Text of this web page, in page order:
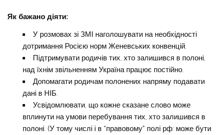
Як бажано діяти:
У розмовах зі ЗМІ наголошувати на необхідності
дотримання Росією норм Женевських конвенцій.
Підтримувати родичів тих, хто залишився в полоні,
над їхнім звільненням Україна працює постійно.
Допомагати родичам полонених напряму подавати
дані в НІБ.
Усвідомлювати, що кожне сказане слово може
вплинути на умови перебування тих, хто залишився в
полоні. (У тому числі і в “правовому” полі рф: може бути